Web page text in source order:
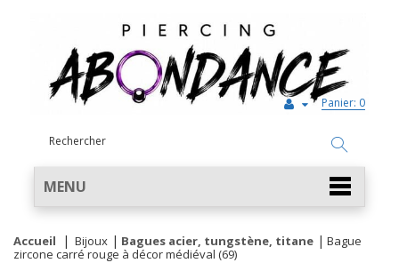
Panier: 0
MENU
Accueil Bijoux Bagues acier, tungstène, titane
Bague
zircone carré rouge à décor médiéval (69)